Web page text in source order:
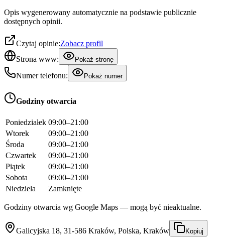
Opis wygenerowany automatycznie na podstawie publicznie
dostępnych opinii.
Czytaj opinie:Zobacz profil
Strona www:
Pokaż stronę
Numer telefonu: Pokaż numer
Godziny otwarcia
Poniedziałek 09:00–21:00
Wtorek
09:00–21:00
Środa
09:00–21:00
Czwartek
09:00–21:00
Piątek
09:00–21:00
Sobota
09:00–21:00
Niedziela
Zamknięte
Godziny otwarcia wg Google Maps — mogą być nieaktualne.
Galicyjska 18, 31-586 Kraków, Polska, Kraków Kopiuj